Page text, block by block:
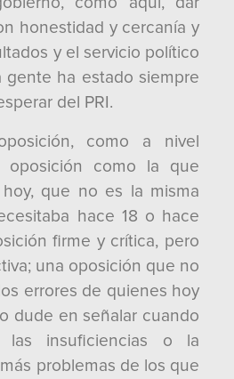
honestidad y cercanía y
y el servicio político
gente ha estado siempre
del PRI.
como a nivel
oposición como la que
que no es la misma
hace 18 o hace
firme y crítica, pero
una oposición que no
errores de quienes hoy
dude en señalar cuando
las insuficiencias o la
problemas de los que